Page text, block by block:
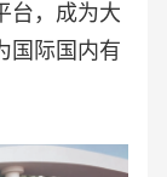
台，成为大
国际国内有